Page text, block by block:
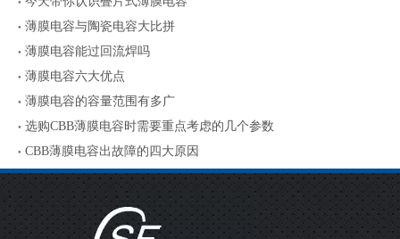
薄膜电容与陶瓷电容大比拼
薄膜电容能过回流焊吗
薄膜电容六大优点
薄膜电容的容量范围有多广
选购CBB薄膜电容时需要重点考虑的几个参数
CBB薄膜电容出故障的四大原因